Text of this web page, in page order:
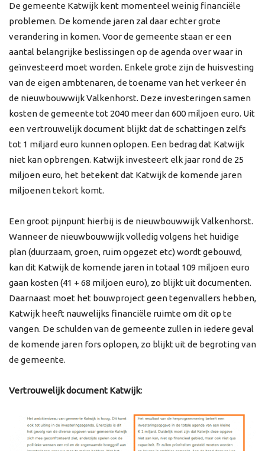
De gemeente Katwijk kent momenteel weinig financiële
problemen. De komende jaren zal daar echter grote
verandering in komen. Voor de gemeente staan er een
aantal belangrijke beslissingen op de agenda over waar in
geïnvesteerd moet worden. Enkele grote zijn de huisvesting
van de eigen ambtenaren, de toename van het verkeer én
de nieuwbouwwijk Valkenhorst. Deze investeringen samen
kosten de gemeente tot 2040 meer dan 600 miljoen euro. Uit
een vertrouwelijk document blijkt dat de schattingen zelfs
tot 1 miljard euro kunnen oplopen. Een bedrag dat Katwijk
niet kan opbrengen. Katwijk investeert elk jaar rond de 25
miljoen euro, het betekent dat Katwijk de komende jaren
miljoenen tekort komt.
Een groot pijnpunt hierbij is de nieuwbouwwijk Valkenhorst.
Wanneer de nieuwbouwwijk volledig volgens het huidige
plan (duurzaam, groen, ruim opgezet etc) wordt gebouwd,
kan dit Katwijk de komende jaren in totaal 109 miljoen euro
gaan kosten (41 + 68 miljoen euro), zo blijkt uit documenten.
Daarnaast moet het bouwproject geen tegenvallers hebben,
Katwijk heeft nauwelijks financiële ruimte om dit op te
vangen. De schulden van de gemeente zullen in iedere geval
de komende jaren fors oplopen, zo blijkt uit de begroting van
de gemeente.
Vertrouwelijk document Katwijk: